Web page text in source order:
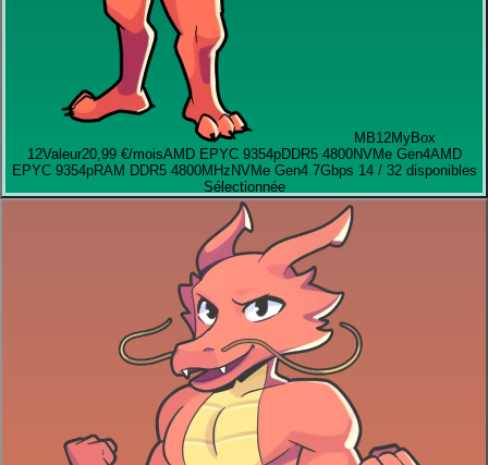
MB12MyBox
12Valeur20,99 €/moisAMD EPYC 9354pDDR5 4800NVMe Gen4AMD
EPYC 9354pRAM DDR5 4800MHz NVMe Gen4 7Gbps 14 / 32 disponibles
Sélectionnée